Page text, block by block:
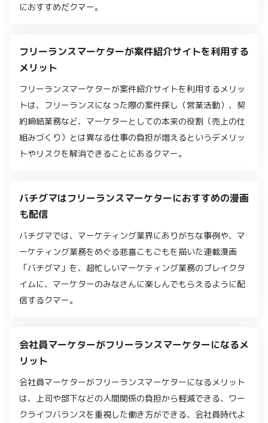
におすすめだクマー。
フリーランスマーケターが案件紹介サイトを利用する
メリット
フリーランスマーケターが案件紹介サイトを利用するメリッ
トは、フリーランスになった際の案件探し（営業活動）、契
約締結業務など、マーケターとしての本来の役割（売上の仕
組みづくり）とは異なる仕事の負担が増えるというデメリッ
トやリスクを解消できることにあるクマー。
バチグマはフリーランスマーケターにおすすめの漫画
も配信
バチグマでは、マーケティング業界にありがちな事例や、マ
ーケティング業務をめぐる悲喜こもごもを描いた連載漫画
「バチグマ」を、超忙しいマーケティング業務のブレイクタ
イムに、マーケターのみなさんに楽しんでもらえるように配
信するクマー。
会社員マーケターがフリーランスマーケターになるメ
リット
会社員マーケターがフリーランスマーケターになるメリット
は、上司や部下などの人間関係の負担から軽減できる、ワー
クライフバランスを重視した働き方ができる、会社員時代よ